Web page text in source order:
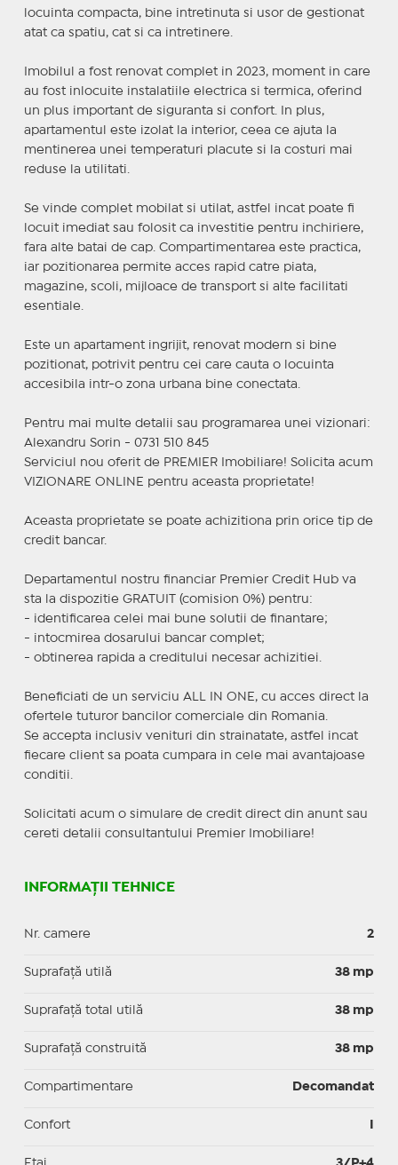
locuinta compacta, bine intretinuta si usor de gestionat
atat ca spatiu, cat si ca intretinere.
Imobilul a fost renovat complet in 2023, moment in care
au fost inlocuite instalatiile electrica si termica, oferind
un plus important de siguranta si confort. In plus,
apartamentul este izolat la interior, ceea ce ajuta la
mentinerea unei temperaturi placute si la costuri mai
reduse la utilitati.
Se vinde complet mobilat si utilat, astfel incat poate fi
locuit imediat sau folosit ca investitie pentru inchiriere,
fara alte batai de cap. Compartimentarea este practica,
iar pozitionarea permite acces rapid catre piata,
magazine, scoli, mijloace de transport si alte facilitati
esentiale.
Este un apartament ingrijit, renovat modern si bine
pozitionat, potrivit pentru cei care cauta o locuinta
accesibila intr-o zona urbana bine conectata.
Pentru mai multe detalii sau programarea unei vizionari:
Alexandru Sorin - 0731 510 845
Serviciul nou oferit de PREMIER Imobiliare! Solicita acum
VIZIONARE ONLINE pentru aceasta proprietate!
Aceasta proprietate se poate achizitiona prin orice tip de
credit bancar.
Departamentul nostru financiar Premier Credit Hub va
sta la dispozitie GRATUIT (comision 0%) pentru:
- identificarea celei mai bune solutii de finantare;
- intocmirea dosarului bancar complet;
- obtinerea rapida a creditului necesar achizitiei.
Beneficiati de un serviciu ALL IN ONE, cu acces direct la
ofertele tuturor bancilor comerciale din Romania.
Se accepta inclusiv venituri din strainatate, astfel incat
fiecare client sa poata cumpara in cele mai avantajoase
conditii.
Solicitati acum o simulare de credit direct din anunt sau
cereti detalii consultantului Premier Imobiliare!
INFORMAȚII TEHNICE
Nr. camere 2
Suprafaţă utilă 38 mp
Suprafaţă total utilă 38 mp
Suprafaţă construită 38 mp
Compartimentare Decomandat
Confort